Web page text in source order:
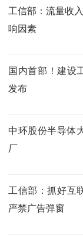
工信部：流量收
响因素
国内首部！建设
发布
中环股份半导体
厂
工信部：抓好互
严禁广告弹窗